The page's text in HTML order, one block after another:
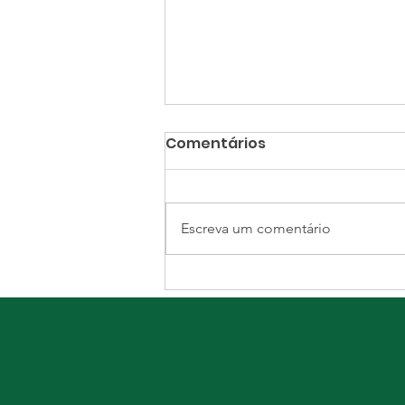
Um Festival repleto de
Comentários
Escreva um comentário